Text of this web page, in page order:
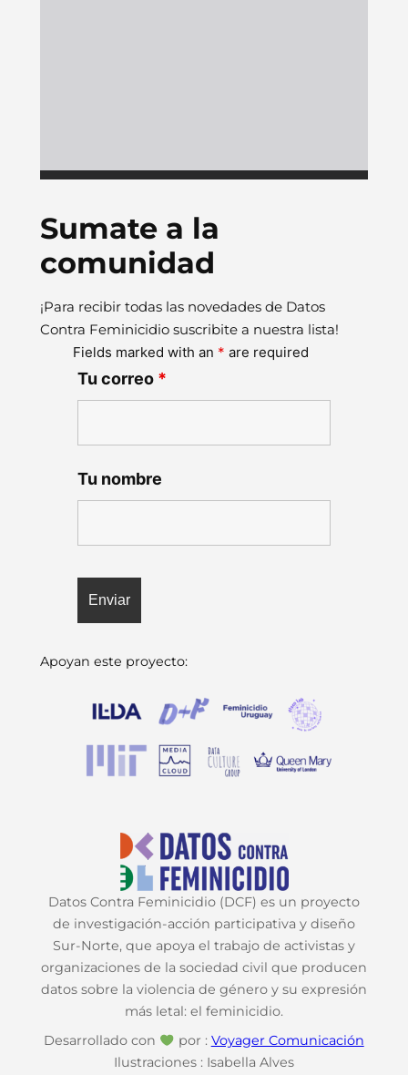
Sumate a la
comunidad
¡Para recibir todas las novedades de Datos
Contra Feminicidio suscribite a nuestra lista!
Fields marked with an * are required
Tu correo *
Tu nombre
Apoyan este proyecto:
Datos Contra Feminicidio (DCF) es un proyecto
de investigación-acción participativa y diseño
Sur-Norte, que apoya el trabajo de activistas y
organizaciones de la sociedad civil que producen
datos sobre la violencia de género y su expresión
más letal: el feminicidio.
Desarrollado con
por : Voyager Comunicación
Ilustraciones : Isabella Alves